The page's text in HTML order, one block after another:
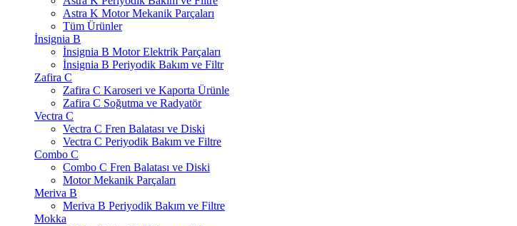
Astra K Motor Mekanik Parçaları
Tüm Ürünler
İnsignia B
İnsignia B Motor Elektrik Parçaları
İnsignia B Periyodik Bakım ve Filtr
Zafira C
Zafira C Karoseri ve Kaporta Ürünle
Zafira C Soğutma ve Radyatör
Vectra C
Vectra C Fren Balatası ve Diski
Vectra C Periyodik Bakım ve Filtre
Combo C
Combo C Fren Balatası ve Diski
Motor Mekanik Parçaları
Meriva B
Meriva B Periyodik Bakım ve Filtre
Mokka